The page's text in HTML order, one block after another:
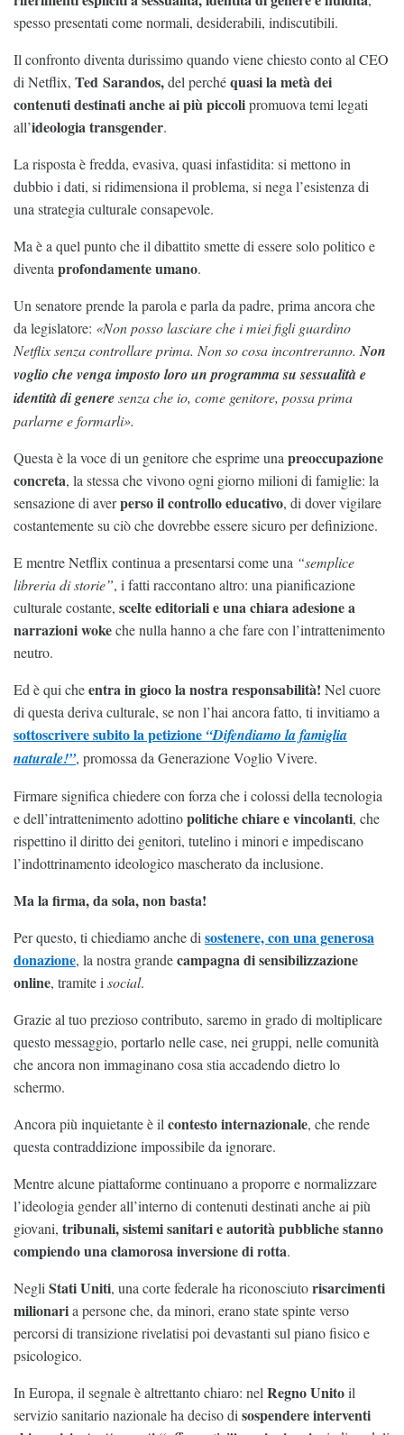
spesso presentati come normali, desiderabili, indiscutibili.
Il confronto diventa durissimo quando viene chiesto conto al CEO
di Netflix, Ted Sarandos,del perchéquasi la metà dei
contenuti destinati anche ai più piccolipromuova temi legati
all’ideologia transgender.
La risposta è fredda, evasiva, quasi infastidita: si mettono in
dubbio i dati, si ridimensiona il problema, si nega l’esistenza di
una strategia culturale consapevole.
Ma è a quel punto che il dibattito smette di essere solo politico e
diventa profondamente umano.
Un senatore prende la parola e parla da padre, prima ancora che
da legislatore: «Non posso lasciare che i miei figli guardino
Netflix senza controllare prima. Non so cosa incontreranno. Non
voglio che venga imposto loro un programma su sessualità e
identità di generesenza che io, come genitore, possa prima
parlarne e formarli».
Questa è la voce di un genitore che esprime una preoccupazione
concreta, la stessa che vivono ogni giorno milioni di famiglie: la
sensazione di averperso il controllo educativo, di dover vigilare
costantemente su ciò che dovrebbe essere sicuro per definizione.
E mentre Netflix continua a presentarsi come una “semplice
libreria di storie”, i fatti raccontano altro: una pianificazione
culturale costante, scelte editoriali e una chiara adesione a
narrazioni wokeche nulla hanno a che fare con l’intrattenimento
neutro.
Ed è qui cheentra in gioco la nostra responsabilità! Nel cuore
di questa deriva culturale, se non l’hai ancora fatto, ti invitiamo a
sottoscrivere subito la petizione “Difendiamo la famiglia
naturale!”, promossa da Generazione Voglio Vivere.
Firmare significa chiedere con forza che i colossi della tecnologia
e dell’intrattenimento adottinopolitiche chiare e vincolanti, che
rispettino il diritto dei genitori, tutelino i minori e impediscano
l’indottrinamento ideologico mascherato da inclusione.
Ma la firma, da sola, non basta!
Per questo, ti chiediamo anche di sostenere, con una generosa
donazione, la nostra grandecampagna di sensibilizzazione
online, tramite i social.
Grazie al tuo prezioso contributo, saremo in grado di moltiplicare
questo messaggio, portarlo nelle case, nei gruppi, nelle comunità
che ancora non immaginano cosa stia accadendo dietro lo
schermo.
Ancora più inquietante è il contesto internazionale, che rende
questa contraddizione impossibile da ignorare.
Mentre alcune piattaforme continuano a proporre e normalizzare
l’ideologia gender all’interno di contenuti destinati anche ai più
giovani, tribunali, sistemi sanitari e autorità pubbliche stanno
compiendo una clamorosa inversione di rotta.
Negli Stati Uniti, una corte federale ha riconosciutorisarcimenti
milionaria persone che, da minori, erano state spinte verso
percorsi di transizione rivelatisi poi devastanti sul piano fisico e
psicologico.
In Europa, il segnale è altrettanto chiaro: nel Regno Unitoil
servizio sanitario nazionale ha deciso di sospendere interventi